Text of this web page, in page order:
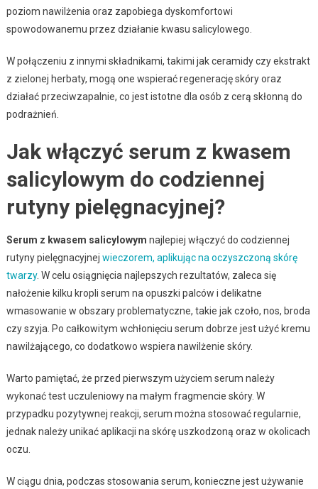
poziom nawilżenia oraz zapobiega dyskomfortowi
spowodowanemu przez działanie kwasu salicylowego.
W połączeniu z innymi składnikami, takimi jak ceramidy czy ekstrakt
z zielonej herbaty, mogą one wspierać regenerację skóry oraz
działać przeciwzapalnie, co jest istotne dla osób z cerą skłonną do
podrażnień.
Jak włączyć serum z kwasem
salicylowym do codziennej
rutyny pielęgnacyjnej?
Serum z kwasem salicylowym najlepiej włączyć do codziennej
rutyny pielęgnacyjnej wieczorem, aplikując na oczyszczoną skórę
twarzy. W celu osiągnięcia najlepszych rezultatów, zaleca się
nałożenie kilku kropli serum na opuszki palców i delikatne
wmasowanie w obszary problematyczne, takie jak czoło, nos, broda
czy szyja. Po całkowitym wchłonięciu serum dobrze jest użyć kremu
nawilżającego, co dodatkowo wspiera nawilżenie skóry.
Warto pamiętać, że przed pierwszym użyciem serum należy
wykonać test uczuleniowy na małym fragmencie skóry. W
przypadku pozytywnej reakcji, serum można stosować regularnie,
jednak należy unikać aplikacji na skórę uszkodzoną oraz w okolicach
oczu.
W ciągu dnia, podczas stosowania serum, konieczne jest używanie